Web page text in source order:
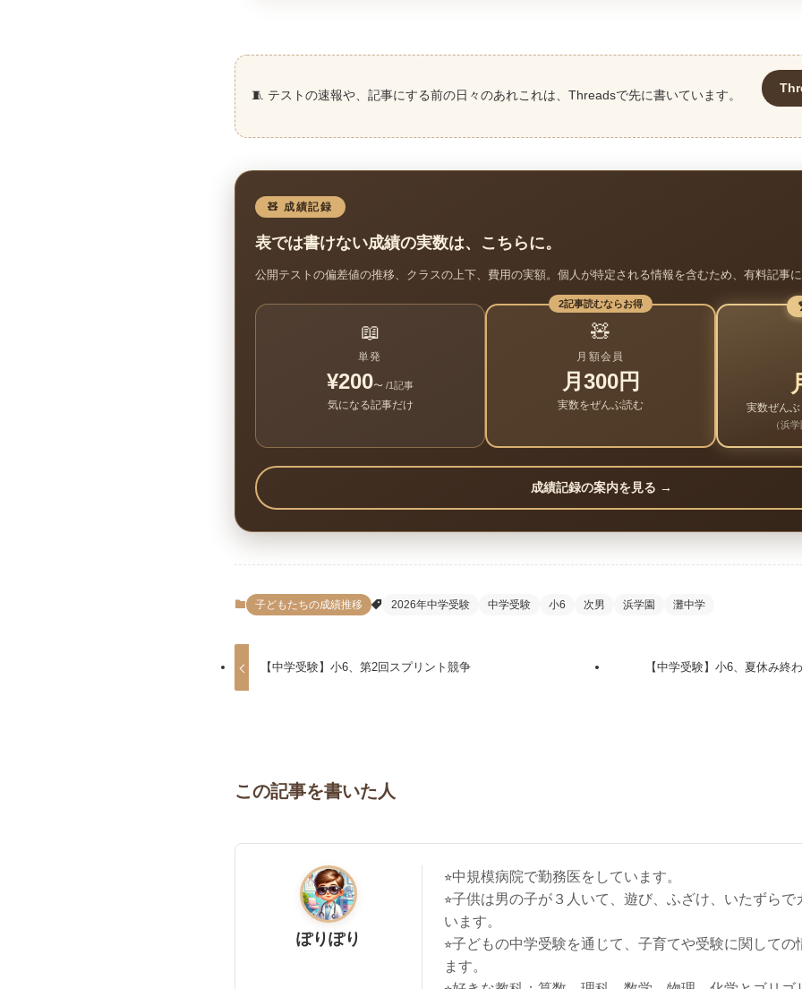
🧵 テストの速報や、記事にする前の日々のあれこれは、Threadsで先に書いています。
🧸 成績記録
表では書けない成績の実数は、こちらに。
公開テストの偏差値の推移、クラスの上下、費用の実額。個人が特定される情報を含むため、有料記事に
📖
単発
¥200〜 /1記事
気になる記事だけ
2記事読むならお得
🧸
月額会員
月300円
実数をぜんぶ読む 実数ぜん
（浜
成績記録の案内を見る →
子どもたちの成績推移 2026年中学受験 中学受験 小6 次男 浜学園 灘中学
【中学受験】小6、第2回スプリント競争 【中学受験】小6、夏休み終
この記事を書いた人
ぽりぽり
⭐︎中規模病院で勤務医をしています。
⭐︎子供は男の子が３人いて、遊び、ふざけ、いたずらで
います。
⭐︎子どもの中学受験を通じて、子育てや受験に関して
ます。